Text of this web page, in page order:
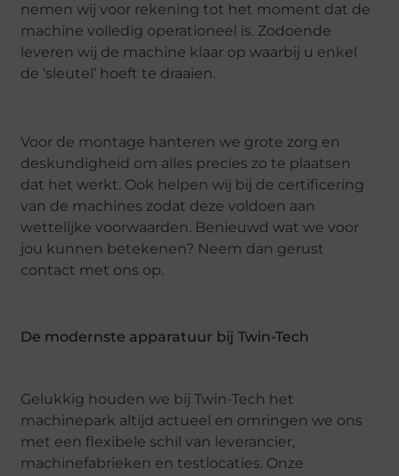
nemen wij voor rekening tot het moment dat de
machine volledig operationeel is. Zodoende
leveren wij de machine klaar op waarbij u enkel
de ‘sleutel’ hoeft te draaien.
Voor de montage hanteren we grote zorg en
deskundigheid om alles precies zo te plaatsen
dat het werkt. Ook helpen wij bij de certificering
van de machines zodat deze voldoen aan
wettelijke voorwaarden. Benieuwd wat we voor
jou kunnen betekenen? Neem dan gerust
contact met ons op.
De modernste apparatuur bij Twin-Tech
Gelukkig houden we bij Twin-Tech het
machinepark altijd actueel en omringen we ons
met een flexibele schil van leverancier,
machinefabrieken en testlocaties. Onze